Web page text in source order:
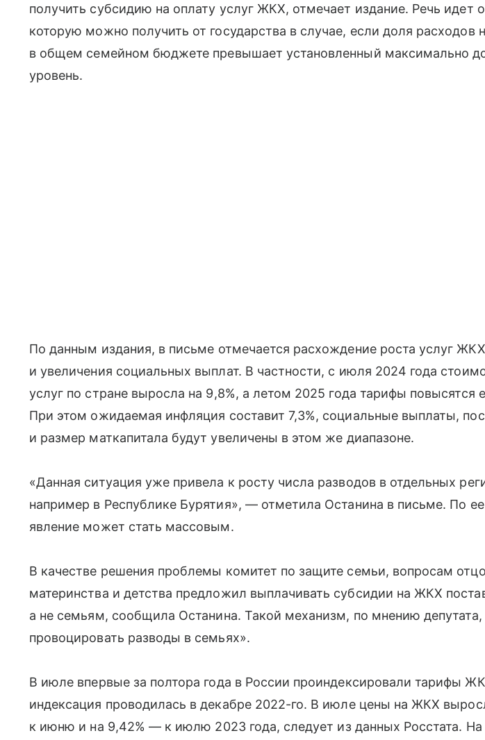
получить субсидию на оплату услуг ЖКХ, отмечает издание. Речь идет
которую можно получить от государства в случае, если доля расходов
в общем семейном бюджете превышает установленный максимально
уровень.
По данным издания, в письме отмечается расхождение роста услуг ЖКХ
и увеличения социальных выплат. В частности, с июля 2024 года
услуг по стране выросла на 9,8%, а летом 2025 года тарифы повысятся
При этом ожидаемая инфляция составит 7,3%, социальные выплаты,
и размер маткапитала будут увеличены в этом же диапазоне.
«Данная ситуация уже привела к росту числа разводов в отдельных
например в Республике Бурятия», — отметила Останина в письме. По
явление может стать массовым.
В качестве решения проблемы комитет по защите семьи, вопросам
материнства и детства предложил выплачивать субсидии на ЖКХ
а не семьям, сообщила Останина. Такой механизм, по мнению депутата,
провоцировать разводы в семьях».
В июле впервые за полтора года в России проиндексировали тарифы
индексация проводилась в декабре 2022-го. В июле цены на ЖКХ
к июню и на 9,42% — к июлю 2023 года, следует из данных Росстата.